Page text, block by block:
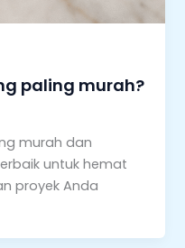
paling murah?
murah dan
untuk hemat
proyek Anda